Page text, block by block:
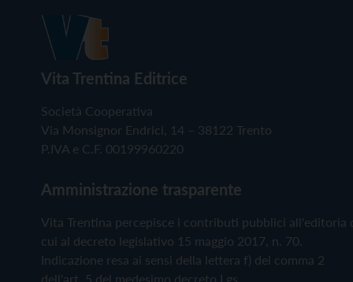
Vita Trentina Editrice
Società Cooperativa
Via Monsignor Endrici, 14 – 38122 Trento
P.IVA e C.F. 00199960220
Amministrazione trasparente
Vita Trentina percepisce i contributi pubblici all'editoria
cui al decreto legislativo 15 maggio 2017, n. 70.
Indicazione resa ai sensi della lettera f) del comma 2
dell'art. 5 del medesimo decreto Lgs.